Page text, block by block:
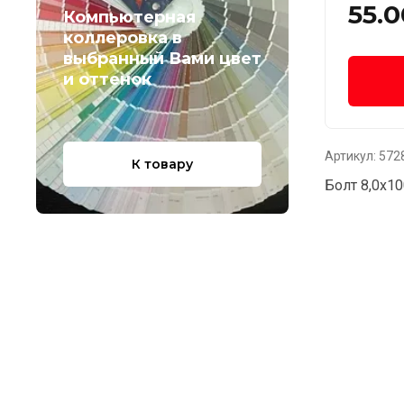
Компьютерная
коллеровка в
выбранный Вами цвет
и оттенок
К товару Артикул:
Болт